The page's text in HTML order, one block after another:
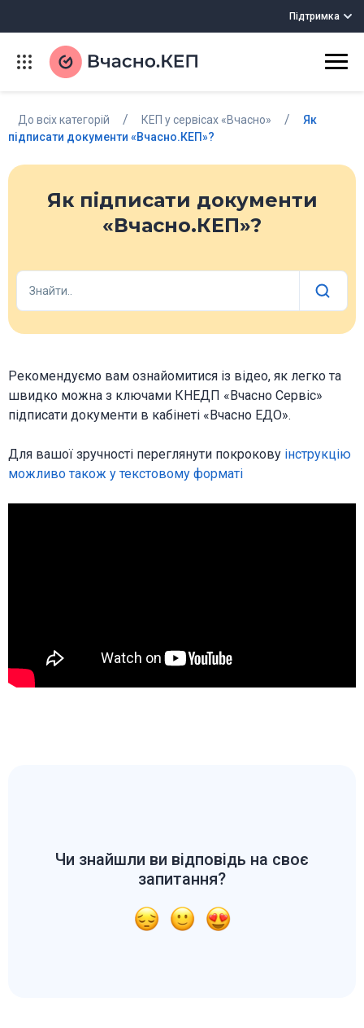
Підтримка
До всіх категорій / КЕП у сервісах «Вчасно» /
Як
підписати документи «Вчасно.КЕП»?
Як підписати документи
«Вчасно.КЕП»?
Знайти..
Рекомендуємо вам ознайомитися із відео, як легко та
швидко можна з ключами КНЕДП «Вчасно Сервіс»
підписати документи в кабінеті «Вчасно ЕДО».
Для вашої зручності переглянути покрокову інструкцію
можливо також у текстовому форматі
Чи знайшли ви відповідь на своє
запитання?